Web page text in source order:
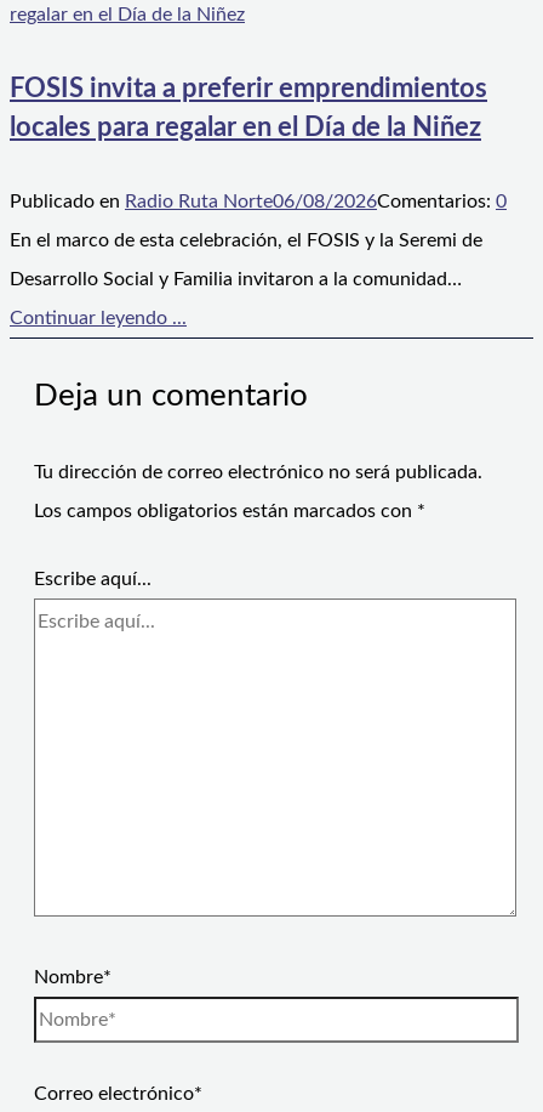
FOSIS invita a preferir emprendimientos
locales para regalar en el Día de la Niñez
Publicado en Radio Ruta Norte06/08/2026Comentarios: 0
En el marco de esta celebración, el FOSIS y la Seremi de
Desarrollo Social y Familia invitaron a la comunidad…
Continuar leyendo ...
Deja un comentario
Tu dirección de correo electrónico no será publicada.
Los campos obligatorios están marcados con *
Escribe aquí...
Nombre*
Correo electrónico*